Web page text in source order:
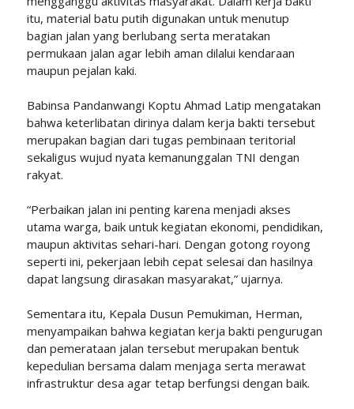
itu, material batu putih digunakan untuk menutup
bagian jalan yang berlubang serta meratakan
permukaan jalan agar lebih aman dilalui kendaraan
maupun pejalan kaki.
Babinsa Pandanwangi Koptu Ahmad Latip mengatakan
bahwa keterlibatan dirinya dalam kerja bakti tersebut
merupakan bagian dari tugas pembinaan teritorial
sekaligus wujud nyata kemanunggalan TNI dengan
rakyat.
“Perbaikan jalan ini penting karena menjadi akses
utama warga, baik untuk kegiatan ekonomi, pendidikan,
maupun aktivitas sehari-hari. Dengan gotong royong
seperti ini, pekerjaan lebih cepat selesai dan hasilnya
dapat langsung dirasakan masyarakat,” ujarnya.
Sementara itu, Kepala Dusun Pemukiman, Herman,
menyampaikan bahwa kegiatan kerja bakti pengurugan
dan pemerataan jalan tersebut merupakan bentuk
kepedulian bersama dalam menjaga serta merawat
infrastruktur desa agar tetap berfungsi dengan baik.